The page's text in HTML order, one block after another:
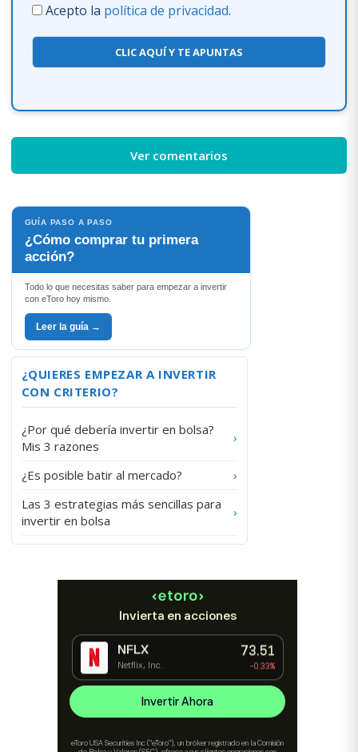
Acepto la política de privacidad.
CLIC AQUÍ Y TE APUNTAS
Ver comentarios
GUÍA PASO A PASO
¿Cómo comprar tu primera
acción?
Todo lo que necesitas saber para empezar a invertir
con eToro hoy mismo.
Leer la guía →
¿QUIERES EMPEZAR A INVERTIR
CON CRITERIO?
¿Por qué debería invertir en bolsa?
Mis 3 razones
›
¿Es posible batir al mercado?
›
Las 3 estrategias más sencillas para
invertir en bolsa
›